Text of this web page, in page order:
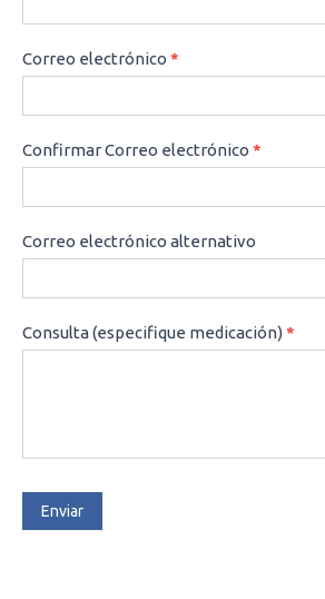
Correo electrónico *
Confirmar Correo electrónico *
Correo electrónico alternativo
Consulta (especifique medicación)*
Enviar